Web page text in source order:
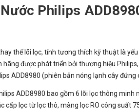
Philips
thế lõi lọc, tính tương thích kỹ thuật là
hãng được phát triển bởi thương hiệu
ADD8980 (phiên bản nóng lạnh cây đứng
ADD8980 bao gồm 6 lõi lọc thông
cấp lọc từ lọc thô, màng lọc RO công suất